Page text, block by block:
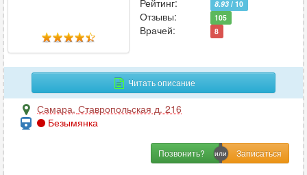
Рейтинг:
8.93 / 10
Отзывы: 105
Врачей: 8
Читать описание
Самара, Ставропольская д. 216
Безымянка
Позвонить?